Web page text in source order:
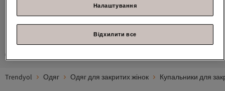
1
Trendyol Одяг Одяг для закритих жінок Купальники для
Налаштування
Відхилити все